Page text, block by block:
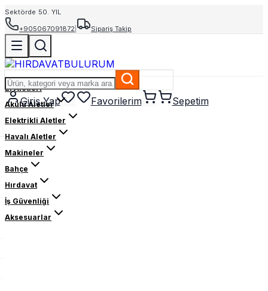
Sektörde 50. YIL
+905067091872
Sipariş Takip
Giriş Yap Favorilerim Sepetim
El Aletleri
Akülü Aletler
Elektrikli Aletler
Havalı Aletler
Makineler
Bahçe
Hırdavat
İş Güvenliği
Aksesuarlar